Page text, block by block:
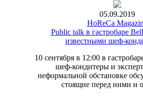
05.09.2019
HoReCa
Public talk в гастробаре
известными шеф-
10 сентября в 12:00 в
шеф-кондитеры и
неформальной обстановке
стоящие перед ними и